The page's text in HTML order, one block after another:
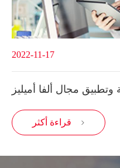
2022-11-17
مجال ألفا أميليز
قراءة أكثر 